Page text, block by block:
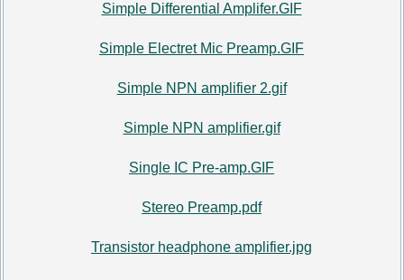
Simple Differential Amplifer.GIF
Simple Electret Mic Preamp.GIF
Simple NPN amplifier 2.gif
Simple NPN amplifier.gif
Single IC Pre-amp.GIF
Stereo Preamp.pdf
Transistor headphone amplifier.jpg